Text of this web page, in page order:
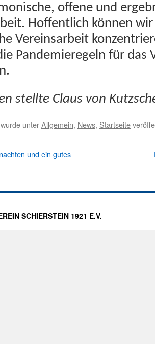
offene und
Hof­fentlich kön­nen
Vere­in­sar­beit
Pan­demieregeln für das
stellte Claus von
unterAllgemein, News, Startseite
und ein gutes
SCHIERSTEIN 1921 E.V.